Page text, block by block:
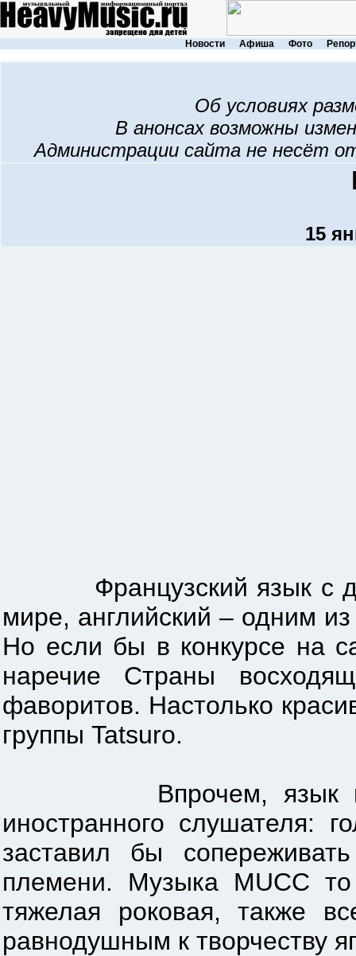
Новости Афиша Фото
Об условиях
В анонсах возможны
Администрации сайта не несёт
15
Французский язык с
мире, английский – одним
Но если бы в конкурсе на
наречие Страны
фаворитов. Настолько
группы Tatsuro.
Впрочем, язык и
иностранного слушателя:
заставил бы
племени. Музыка MUCC то
тяжелая роковая, также
равнодушным к творчеству